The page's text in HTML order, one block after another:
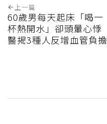
上一篇
60歲男每天起床「喝一
杯熱開水」卻頭暈心悸
醫揭3種人反增血管負擔